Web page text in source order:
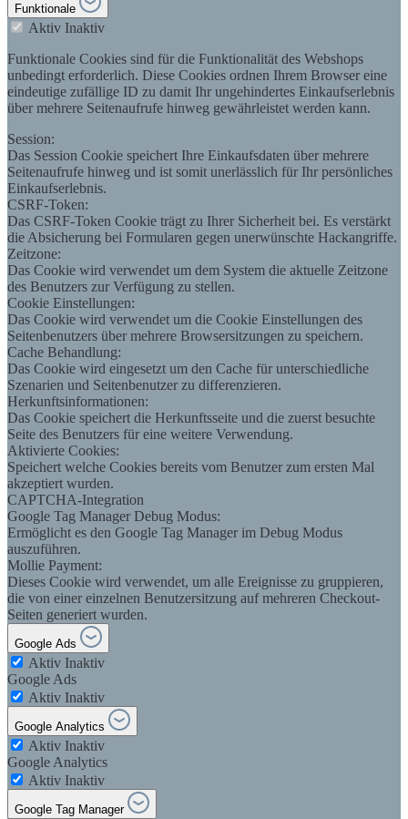
Funktionale
Aktiv Inaktiv
Funktionale Cookies sind für die Funktionalität des Webshops
unbedingt erforderlich. Diese Cookies ordnen Ihrem Browser eine
eindeutige zufällige ID zu damit Ihr ungehindertes Einkaufserlebnis
über mehrere Seitenaufrufe hinweg gewährleistet werden kann.
Session:
Das Session Cookie speichert Ihre Einkaufsdaten über mehrere
Seitenaufrufe hinweg und ist somit unerlässlich für Ihr persönliches
Einkaufserlebnis.
CSRF-Token:
Das CSRF-Token Cookie trägt zu Ihrer Sicherheit bei. Es verstärkt
die Absicherung bei Formularen gegen unerwünschte Hackangriffe.
Zeitzone:
Das Cookie wird verwendet um dem System die aktuelle Zeitzone
des Benutzers zur Verfügung zu stellen.
Cookie Einstellungen:
Das Cookie wird verwendet um die Cookie Einstellungen des
Seitenbenutzers über mehrere Browsersitzungen zu speichern.
Cache Behandlung:
Das Cookie wird eingesetzt um den Cache für unterschiedliche
Szenarien und Seitenbenutzer zu differenzieren.
Herkunftsinformationen:
Das Cookie speichert die Herkunftsseite und die zuerst besuchte
Seite des Benutzers für eine weitere Verwendung.
Aktivierte Cookies:
Speichert welche Cookies bereits vom Benutzer zum ersten Mal
akzeptiert wurden.
CAPTCHA-Integration
Google Tag Manager Debug Modus:
Ermöglicht es den Google Tag Manager im Debug Modus
auszuführen.
Mollie Payment:
Dieses Cookie wird verwendet, um alle Ereignisse zu gruppieren,
die von einer einzelnen Benutzersitzung auf mehreren Checkout-
Seiten generiert wurden.
Google Ads
Aktiv Inaktiv
Google Ads
Aktiv Inaktiv
Google Analytics
Aktiv Inaktiv
Google Analytics
Aktiv Inaktiv
Google Tag Manager